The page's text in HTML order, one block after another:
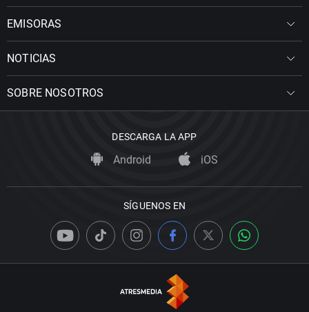
EMISORAS
NOTICIAS
SOBRE NOSOTROS
DESCARGA LA APP
Android iOS
SÍGUENOS EN